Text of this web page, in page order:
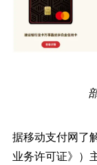
据移动支付网了
业务许可证》）